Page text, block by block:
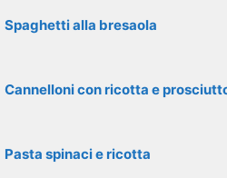
Spaghetti alla bresaola
Cannelloni con ricotta e
Pasta spinaci e ricotta